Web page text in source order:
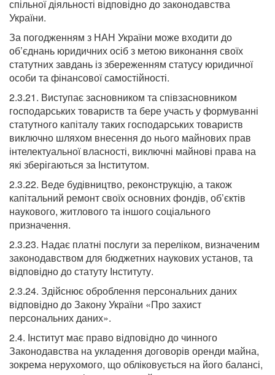
спільної діяльності відповідно до законодавства
України.
За погодженням з НАН України може входити до
об’єднань юридичних осіб з метою виконання своїх
статутних завдань із збереженням статусу юридичної
особи та фінансової самостійності.
2.3.21. Виступає засновником та співзасновником
господарських товариств та бере участь у формуванні
статутного капіталу таких господарських товариств
виключно шляхом внесення до нього майнових прав
інтелектуальної власності, виключні майнові права на
які зберігаються за Інститутом.
2.3.22. Веде будівництво, реконструкцію, а також
капітальний ремонт своїх основних фондів, об’єктів
наукового, житлового та іншого соціального
призначення.
2.3.23. Надає платні послуги за переліком, визначеним
законодавством для бюджетних наукових установ, та
відповідно до статуту Інституту.
2.3.24. Здійснює оброблення персональних даних
відповідно до Закону України «Про захист
персональних даних».
2.4. Інститут має право відповідно до чинного
Законодавства на укладення договорів оренди майна,
зокрема нерухомого, що обліковується на його балансі,